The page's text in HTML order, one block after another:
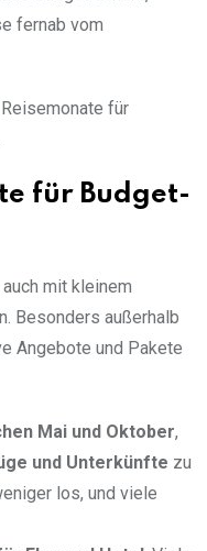
fernab vom
für
für Budget-
mit kleinem
Besonders außerhalb
Angebote und Pakete
Mai und Oktober,
und Unterkünfte zu
los, und viele